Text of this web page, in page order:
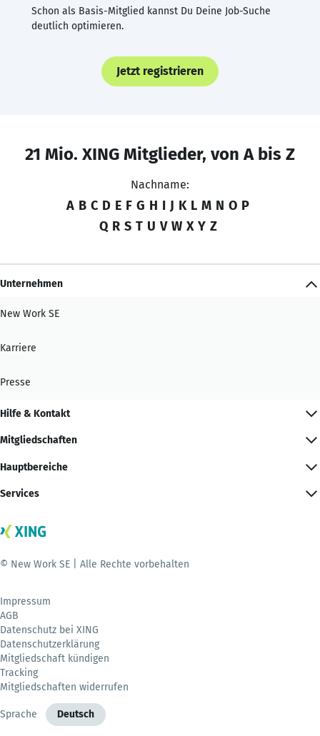
Schon als Basis-Mitglied kannst Du Deine Job-Suche
deutlich optimieren.
Jetzt registrieren
21 Mio. XING Mitglieder, von A bis Z
Nachname:
A B C D E F G H I J K L M N O P
Q R S T U V W X Y Z
Unternehmen
New Work SE
Karriere
Presse
Hilfe & Kontakt
Mitgliedschaften
Hauptbereiche
Services
© New Work SE | Alle Rechte vorbehalten
Impressum
AGB
Datenschutz bei XING
Datenschutzerklärung
Mitgliedschaft kündigen
Tracking
Mitgliedschaften widerrufen
Sprache Deutsch